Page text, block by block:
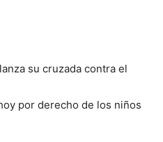
su cruzada contra el
por derecho de los niños